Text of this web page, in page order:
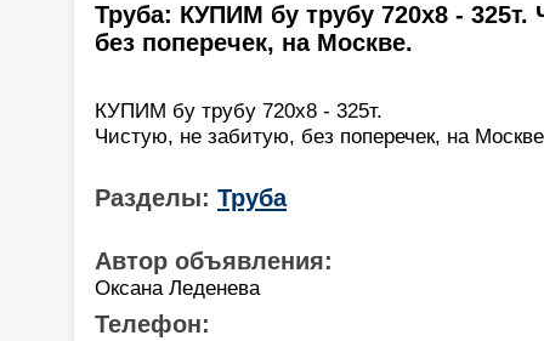
Труба: КУПИМ бу трубу 720х8 - 325т.
без поперечек, на Москве.
КУПИМ бу трубу 720х8 - 325т.
Чистую, не забитую, без поперечек, на
Разделы: Труба
Автор объявления:
Оксана Леденева
Телефон: